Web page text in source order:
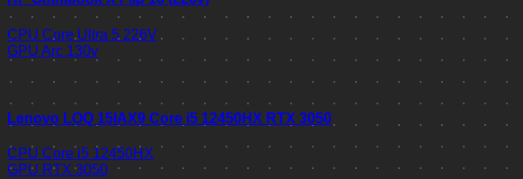
CPU Core Ultra 5 226V
GPU Arc 130v
Lenovo LOQ 15IAX9 Core i5 12450HX RTX 3050
CPU Core i5 12450HX
GPU RTX 3050